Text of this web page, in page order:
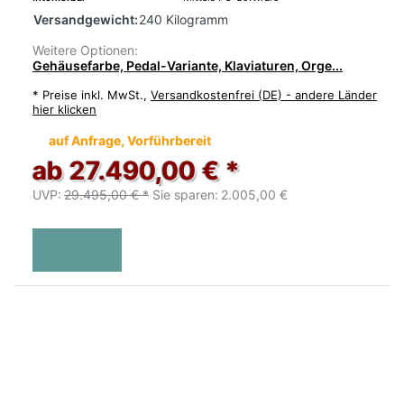
Versandgewicht:240 Kilogramm
Weitere Optionen:
Gehäusefarbe, Pedal-Variante, Klaviaturen, Orge...
* Preise inkl. MwSt., Versandkostenfrei (DE) - andere Länder
hier klicken
auf Anfrage, Vorführbereit
ab 27.490,00 € *
UVP: 29.495,00 € * Sie sparen: 2.005,00 €